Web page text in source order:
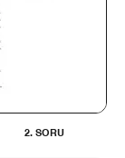
2. SORU